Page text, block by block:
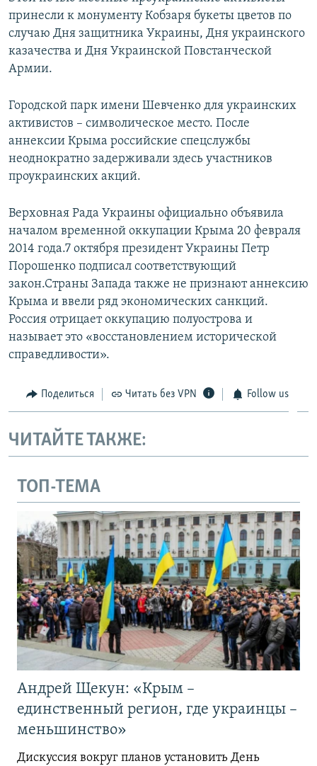
принесли к монументу Кобзаря букеты цветов по
случаю Дня защитника Украины, Дня украинского
казачества и Дня Украинской Повстанческой
Армии.
Городской парк имени Шевченко для украинских
активистов – символическое место. После
аннексии Крыма российские спецслужбы
неоднократно задерживали здесь участников
проукраинских акций.
Верховная Рада Украины официально объявила
началом временной оккупации Крыма 20 февраля
2014 года.7 октября президент Украины Петр
Порошенко подписал соответствующий
закон.Страны Запада также не признают аннексию
Крыма и ввели ряд экономических санкций.
Россия отрицает оккупацию полуострова и
называет это «восстановлением исторической
справедливости».
Поделиться Читать без VPN Follow us
ЧИТАЙТЕ ТАКЖЕ:
ТОП-ТЕМА
Андрей Щекун: «Крым –
единственный регион, где украинцы –
меньшинство»
Дискуссия вокруг планов установить День